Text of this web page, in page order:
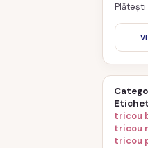
tricou
tricou
tricou